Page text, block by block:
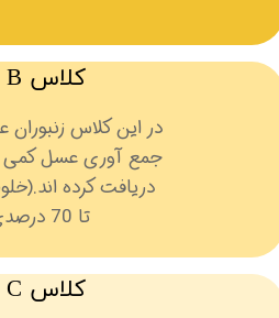
کلاس B
در این کلاس
جمع آوری عسل کمی
تا 70 درصدی)
کلاس C